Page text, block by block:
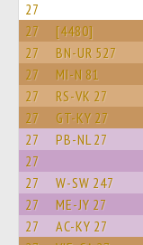
27
27 [4480]
27 BN-UR 527
27 MI-N 81
27 RS-VK 27
27 GT-KY 27
27 PB-NL 27
27
27 W-SW 247
27 ME-JY 27
27 AC-KY 27